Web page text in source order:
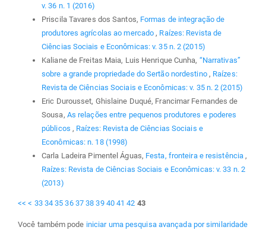
v. 36 n. 1 (2016)
Priscila Tavares dos Santos, Formas de integração de
produtores agrícolas ao mercado , Raízes: Revista de
Ciências Sociais e Econômicas: v. 35 n. 2 (2015)
Kaliane de Freitas Maia, Luis Henrique Cunha, “Narrativas”
sobre a grande propriedade do Sertão nordestino , Raízes:
Revista de Ciências Sociais e Econômicas: v. 35 n. 2 (2015)
Eric Durousset, Ghislaine Duqué, Francimar Fernandes de
Sousa, As relações entre pequenos produtores e poderes
públicos , Raízes: Revista de Ciências Sociais e
Econômicas: n. 18 (1998)
Carla Ladeira Pimentel Águas, Festa, fronteira e resistência ,
Raízes: Revista de Ciências Sociais e Econômicas: v. 33 n. 2
(2013)
<< < 33 34 35 36 37 38 39 40 41 42 43
Você também pode iniciar uma pesquisa avançada por similaridade